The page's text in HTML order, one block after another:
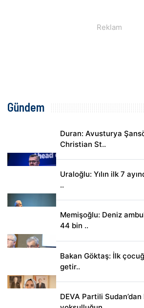
Gündem
Duran: Avusturya
Christian St..
Uraloğlu: Yılın ilk 7
..
Memişoğlu: Deniz
44 bin ..
Bakan Göktaş: İlk
getir..
DEVA Partili Sudan’dan